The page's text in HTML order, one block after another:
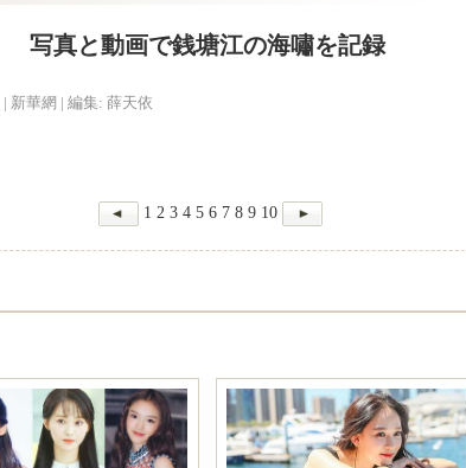
写真と動画で銭塘江の海嘯を記録
| 新華網 | 編集: 薛天依
1 2 3 4 5 6 7 8 9 10